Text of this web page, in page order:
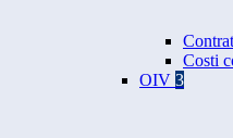
Costi
OIV 3